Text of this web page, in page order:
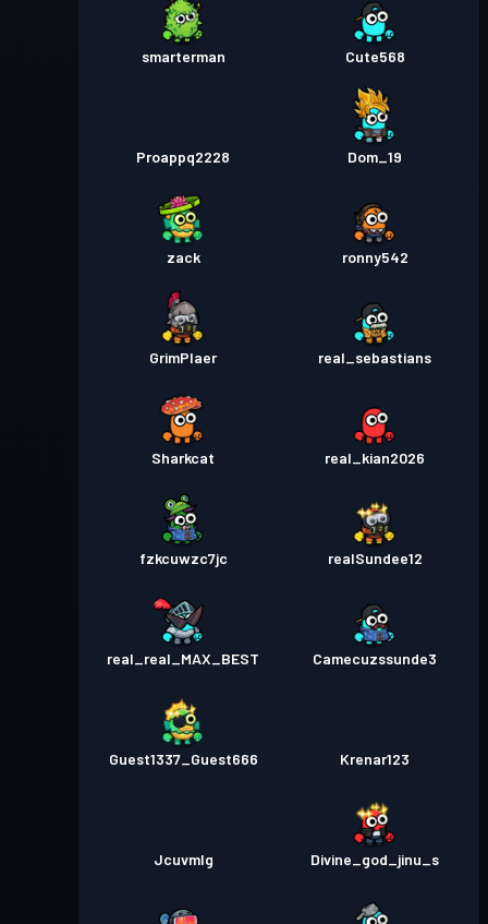
smarterman Cute568
Proappq2228 Dom_19
zack ronny542
GrimPlaer real_sebastians
Sharkcat real_kian2026
fzkcuwzc7jc realSundee12
real_real_MAX_BEST Camecuzssunde3
Guest1337_Guest666 Krenar123
Jcuvmlg Divine_god_jinu_s